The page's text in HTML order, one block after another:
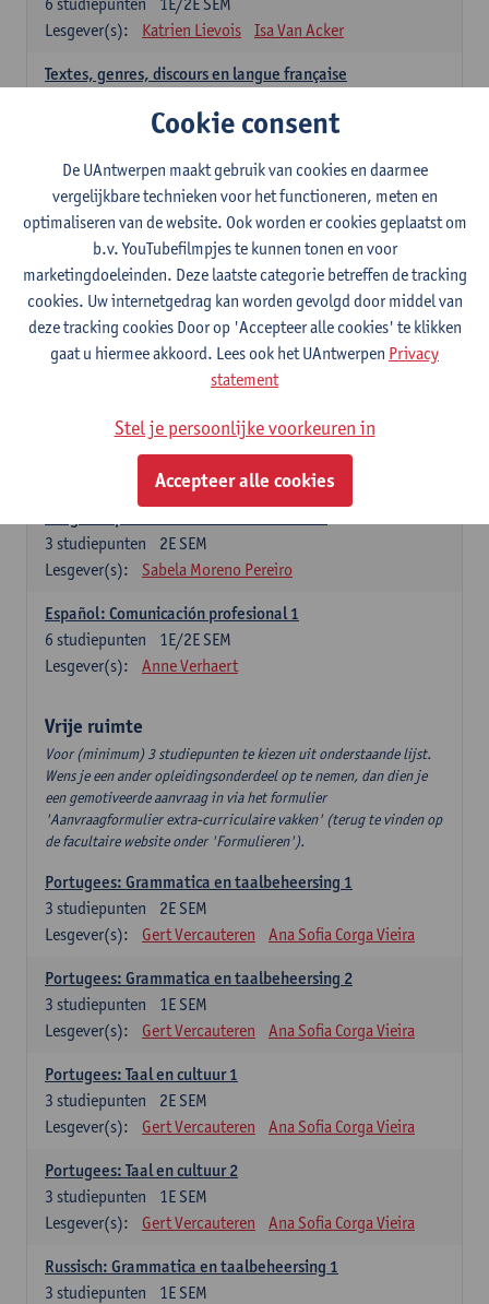
Lesgever(s):
Katrien Lievois Isa Van Acker
Textes, genres, discours en langue française
Kris Peeters
Spaans: verplichte opleidingsonderdelen
Gramática española 1
1E SEM
studiepunten
Lesgever(s):
Anne Verhaert
Gramática española 2
2E SEM
3studiepunten
Anne Verhaert
Lengua española: Destrezas básicas
Sabela Moreno Pereiro
2E SEM
3 studiepunten
Lesgever(s):
Sabela Moreno Pereiro
Español: Comunicación profesional 1
1E/2E SEM
6 studiepunten
Lesgever(s):
Anne Verhaert
Vrije ruimte
Voor (minimum) 3 studiepunten te kiezen uit onderstaande lijst.
Wens je een ander opleidingsonderdeel op te nemen, dan dien je
een gemotiveerde aanvraag in via het formulier
'Aanvraagformulier extra-curriculaire vakken' (terug te vinden op
de facultaire website onder 'Formulieren').
Portugees: Grammatica en taalbeheersing 1
2E SEM
3 studiepunten
Lesgever(s):
Gert Vercauteren Ana Sofia Corga Vieira
Portugees: Grammatica en taalbeheersing 2
1E SEM
3 studiepunten
Lesgever(s):
Gert Vercauteren Ana Sofia Corga Vieira
Portugees: Taal en cultuur 1
2E SEM
3 studiepunten
Lesgever(s):
Gert Vercauteren Ana Sofia Corga Vieira
Portugees: Taal en cultuur 2
1E SEM
3 studiepunten
Lesgever(s):
Gert Vercauteren Ana Sofia Corga Vieira
Russisch: Grammatica en taalbeheersing 1
1E SEM
3 studiepunten
Cookie consent
De UAntwerpen maakt gebruik van cookies en daarmee
vergelijkbare technieken voor het functioneren, meten en
optimaliseren van de website. Ook worden er cookies geplaatst om
b.v. YouTubefilmpjes te kunnen tonen en voor
marketingdoeleinden. Deze laatste categorie betreffen de tracking
cookies. Uw internetgedrag kan worden gevolgd door middel van
deze tracking cookies Door op 'Accepteer alle cookies' te klikken
gaat u hiermee akkoord. Lees ook het UAntwerpen Privacy
statement
Stel je persoonlijke voorkeuren in
Accepteer alle cookies